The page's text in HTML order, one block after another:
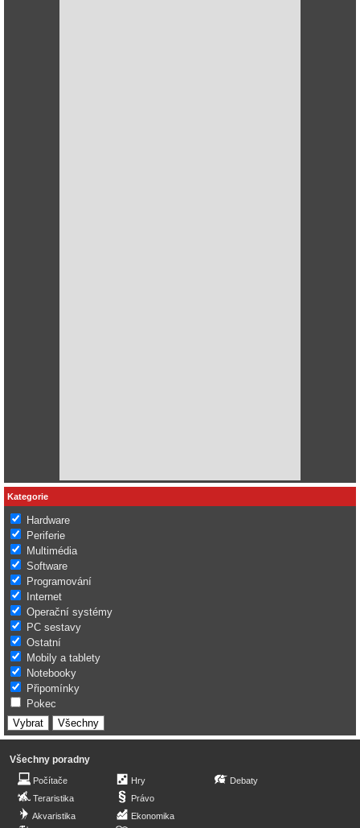
Kategorie
Hardware
Periferie
Multimédia
Software
Programování
Internet
Operační systémy
PC sestavy
Ostatní
Mobily a tablety
Notebooky
Připomínky
Pokec
Všechny poradny
Počítače
Teraristika
Akvaristika
Hry
Právo
Ekonomika
Debaty